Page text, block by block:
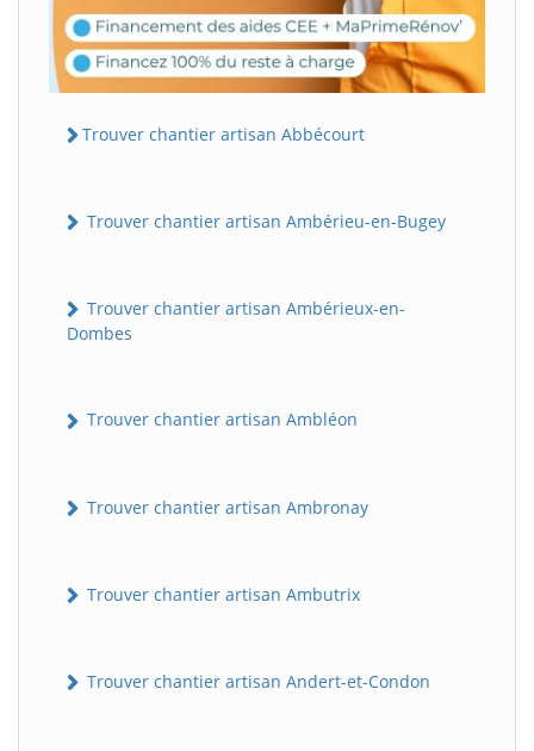
Trouver chantier artisan Abbécourt
Trouver chantier artisan Ambérieu-en-Bugey
Trouver chantier artisan Ambérieux-en-
Dombes
Trouver chantier artisan Ambléon
Trouver chantier artisan Ambronay
Trouver chantier artisan Ambutrix
Trouver chantier artisan Andert-et-Condon